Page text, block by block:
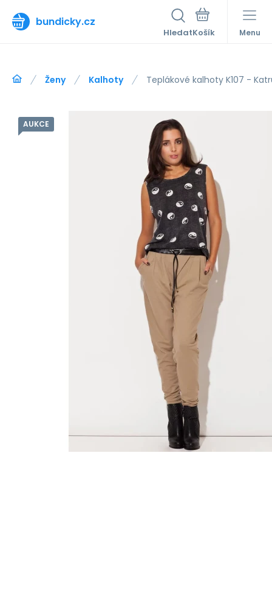
bundicky.cz
Hledat Menu
Ženy Kalhoty Teplákové kalhoty K107 -
AUKCE